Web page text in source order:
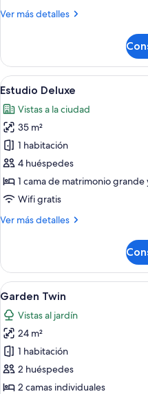
camas
Ver más detalles
Más
Deluxe
con
2
individuales
Abrir
todas
las
fotos
de
Estudio
Deluxe
5
Estudio Deluxe
Vistas a la ciudad
35 m²
1 habitación
4 huéspedes
1 cama de matrimonio grande
Wifi gratis
Ver más detalles
Más
Deluxe
Abrir
todas
las
fotos
de
Garden
Twin
5
Garden Twin
Vistas al jardín
24 m²
1 habitación
2 huéspedes
2 camas individuales